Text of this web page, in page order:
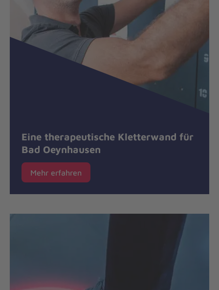
Eine therapeutische Kletterwand für
Bad Oeynhausen
Mehr erfahren